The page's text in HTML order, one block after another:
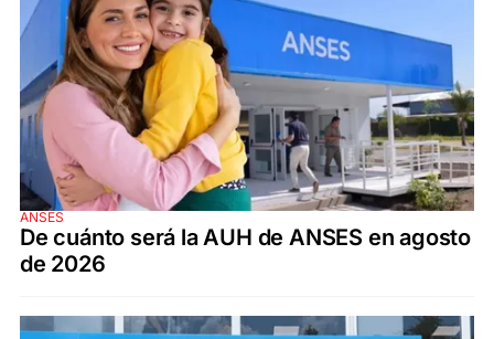
ANSES
De cuánto será la AUH de ANSES en agosto
de 2026